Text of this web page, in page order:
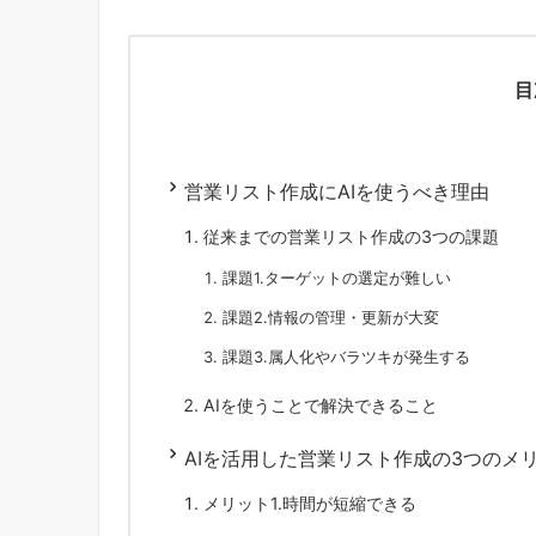
営業リスト作成にAIを使うべき理由
従来までの営業リスト作成の3つの課題
課題1.ターゲットの選定が難しい
課題2.情報の管理・更新が大変
課題3.属人化やバラツキが発生する
AIを使うことで解決できること
AIを活用した営業リスト作成の3つのメ
メリット1.時間が短縮できる